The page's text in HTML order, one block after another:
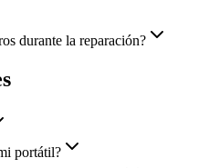
durante la reparación?
portátil?